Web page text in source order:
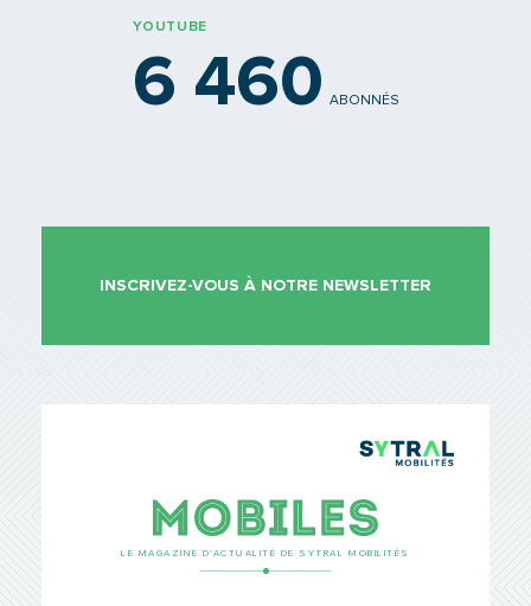
YOUTUBE
6 460 ABONNÉS
INSCRIVEZ-VOUS À NOTRE NEWSLETTER
LE MAGAZINE D’ACTUALITÉ DE SYTRAL MOBILITÉS